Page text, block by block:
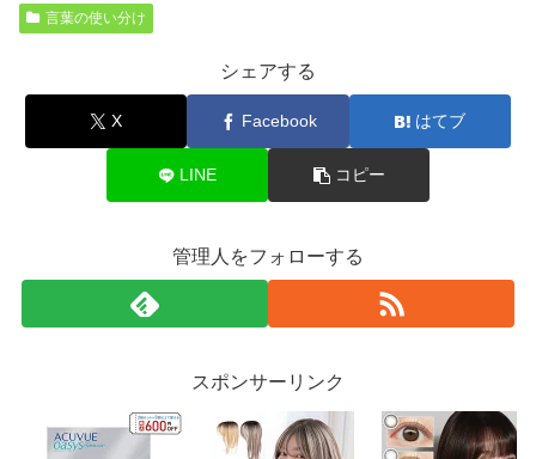
言葉の使い分け
シェアする
X Facebook はてブ
LINE コピー
管理人をフォローする
スポンサーリンク